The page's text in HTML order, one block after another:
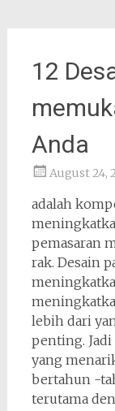
12
Anda
August 24,
adalah
pemasaran
rak. Desain
lebih dari
penting.
yang
bertahun -
terutama